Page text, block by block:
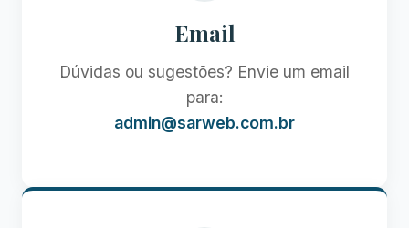
Email
Dúvidas ou sugestões? Envie um email
para:
admin@sarweb.com.br